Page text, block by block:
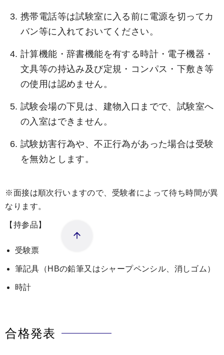
携帯電話等は試験室に入る前に電源を切ってカ
バン等に入れておいてください。
計算機能・辞書機能を有する時計・電子機器・
文具等の持込み及び定規・コンパス・下敷き等
の使用は認めません。
試験会場の下見は、建物入口までで、試験室へ
の入室はできません。
試験妨害行為や、不正行為があった場合は受験
を無効とします。
※面接は順次行いますので、受験者によって待ち時間が異
なります。
【持参品】
受験票
筆記具（HBの鉛筆又はシャープペンシル、消しゴム）
時計
合格発表